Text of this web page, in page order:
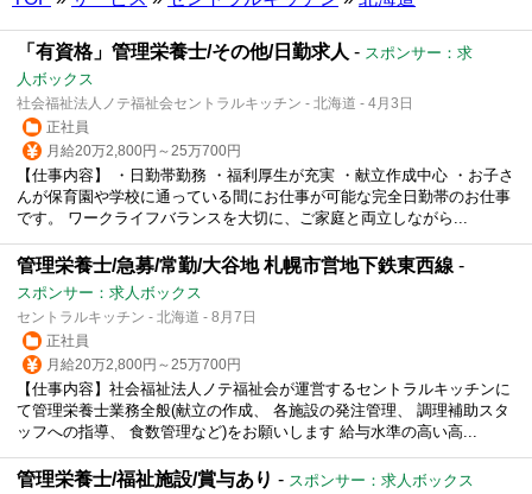
「有資格」管理栄養士/その他/日勤求人 - スポンサー：求
人ボックス
社会福祉法人ノテ福祉会セントラルキッチン - 北海道 - 4月3日
正社員
月給20万2,800円～25万700円
【仕事内容】 ・日勤帯勤務 ・福利厚生が充実 ・献立作成中心 ・お子さ
んが保育園や学校に通っている間にお仕事が可能な完全日勤帯のお仕事
です。 ワークライフバランスを大切に、ご家庭と両立しながら...
管理栄養士/急募/常勤/大谷地 札幌市営地下鉄東西線 -
スポンサー：求人ボックス
セントラルキッチン - 北海道 - 8月7日
正社員
月給20万2,800円～25万700円
【仕事内容】社会福祉法人ノテ福祉会が運営するセントラルキッチンに
て管理栄養士業務全般(献立の作成、 各施設の発注管理、 調理補助スタ
ッフへの指導、 食数管理など)をお願いします 給与水準の高い高...
管理栄養士/福祉施設/賞与あり - スポンサー：求人ボックス